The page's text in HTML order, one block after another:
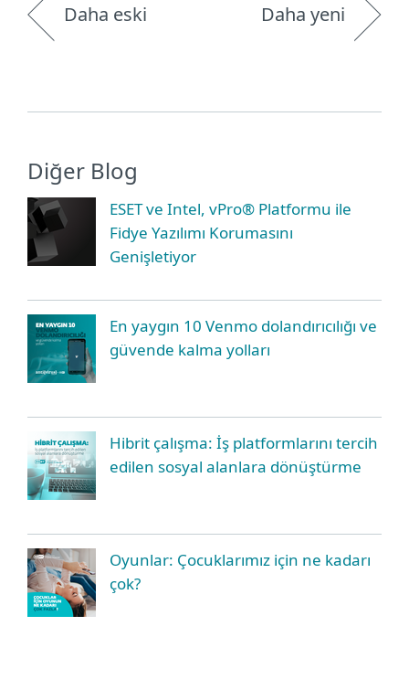
Daha eski Daha yeni
Diğer Blog
ESET ve Intel, vPro® Platformu ile
Fidye Yazılımı Korumasını
Genişletiyor
En yaygın 10 Venmo dolandırıcılığı ve
güvende kalma yolları
Hibrit çalışma: İş platformlarını tercih
edilen sosyal alanlara dönüştürme
Oyunlar: Çocuklarımız için ne kadarı
çok?